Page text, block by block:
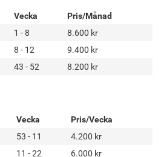
Vecka
Pris/Månad
1 - 8
8.600 kr
8 - 12
9.400 kr
43 - 52 8.200 kr
Vecka
Pris/Vecka
53 - 11
4.200 kr
11 - 22
6.000 kr